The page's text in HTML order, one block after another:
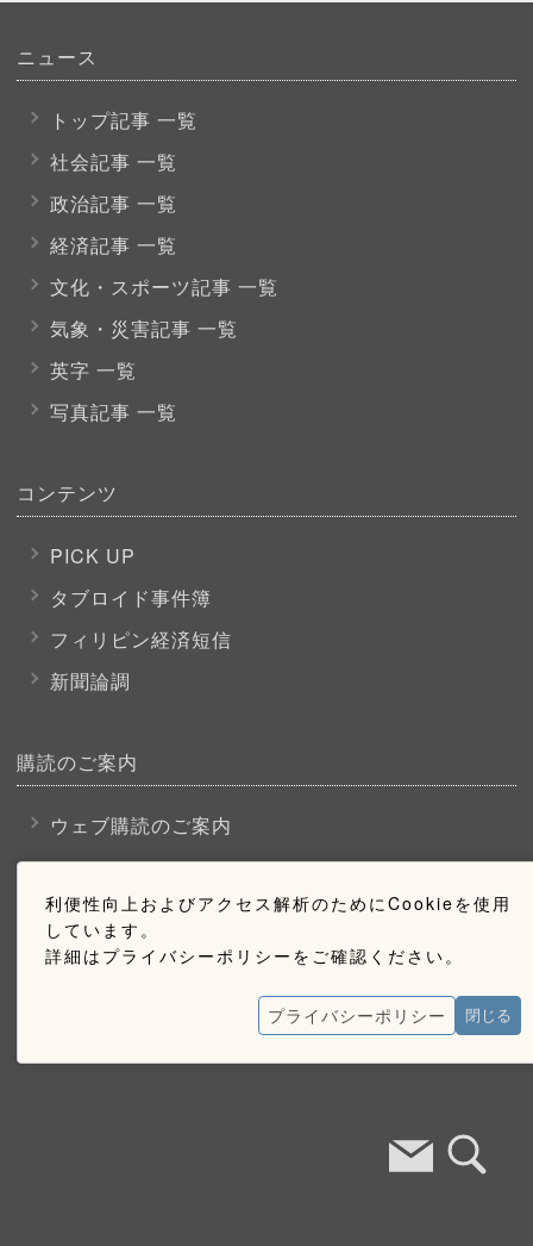
利便性向上およびアクセス解析のためにCookieを使用
しています。
詳細はプライバシーポリシーをご確認ください。
プライバシーポリシー 閉じる
ニュース
トップ記事 一覧
社会記事 一覧
政治記事 一覧
経済記事 一覧
文化・スポーツ記事 一覧
気象・災害記事 一覧
英字 一覧
写真記事 一覧
コンテンツ
PICK UP
タブロイド事件簿
フィリピン経済短信
新聞論調
購読のご案内
ウェブ購読のご案内
お問い合わせ
採用情報